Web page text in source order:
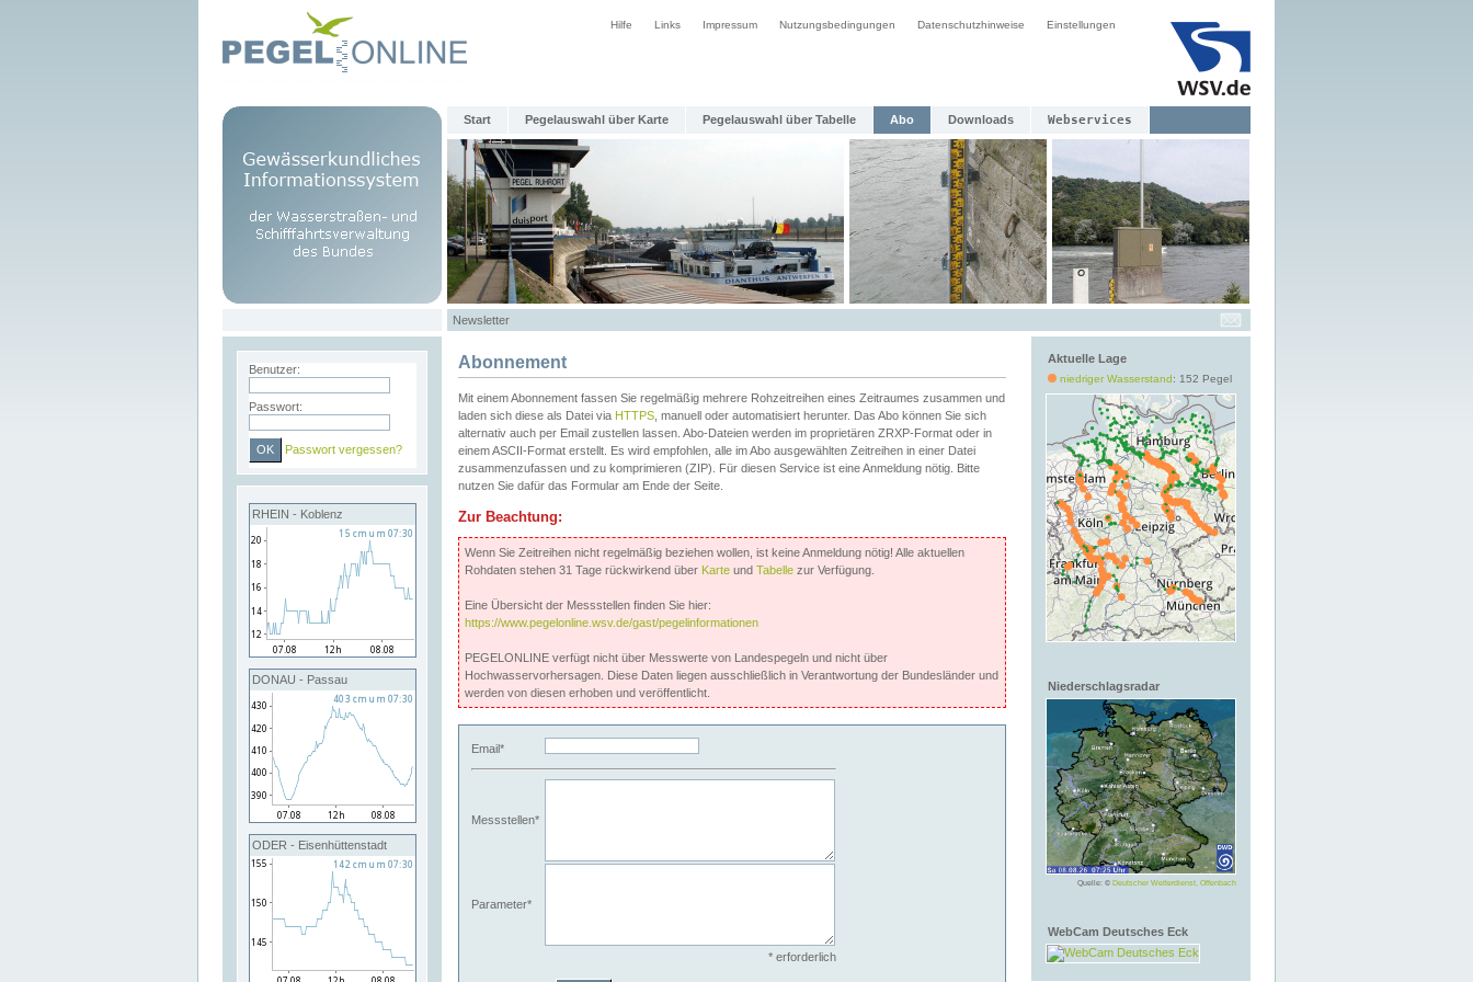
Hilfe Links Impressum Nutzungsbedingungen Datenschutzhinweise Einstellungen
Start Pegelauswahl über Karte Pegelauswahl über Tabelle Abo Downloads Webservices
Newsletter
Benutzer:
Passwort:
Passwort vergessen?
RHEIN - Koblenz
DONAU - Passau
ODER - Eisenhüttenstadt
Aktuelle Lage
niedriger Wasserstand: 152 Pegel
Niederschlagsradar
Quelle: © Deutscher Wetterdienst, Offenbach
WebCam Deutsches Eck
Abonnement
Mit einem Abonnement fassen Sie regelmäßig mehrere Rohzeitreihen eines Zeitraumes zusammen und
laden sich diese als Datei via HTTPS , manuell oder automatisiert herunter. Das Abo können Sie sich
alternativ auch per Email zustellen lassen. Abo-Dateien werden im proprietären ZRXP-Format oder in
einem ASCII-Format erstellt. Es wird empfohlen, alle im Abo ausgewählten Zeitreihen in einer Datei
zusammenzufassen und zu komprimieren (ZIP). Für diesen Service ist eine Anmeldung nötig. Bitte
nutzen Sie dafür das Formular am Ende der Seite.
Zur Beachtung:
Wenn Sie Zeitreihen nicht regelmäßig beziehen wollen, ist keine Anmeldung nötig! Alle aktuellen
Rohdaten stehen 31 Tage rückwirkend über Karte und Tabelle zur Verfügung.
Eine Übersicht der Messstellen finden Sie hier:
https://www.pegelonline.wsv.de/gast/pegelinformationen
PEGELONLINE verfügt nicht über Messwerte von Landespegeln und nicht über
Hochwasservorhersagen. Diese Daten liegen ausschließlich in Verantwortung der Bundesländer und
werden von diesen erhoben und veröffentlicht.
Email*
Messstellen*
Parameter*
* erforderlich